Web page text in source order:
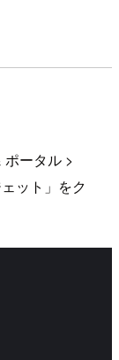
ータル >
ット」をク